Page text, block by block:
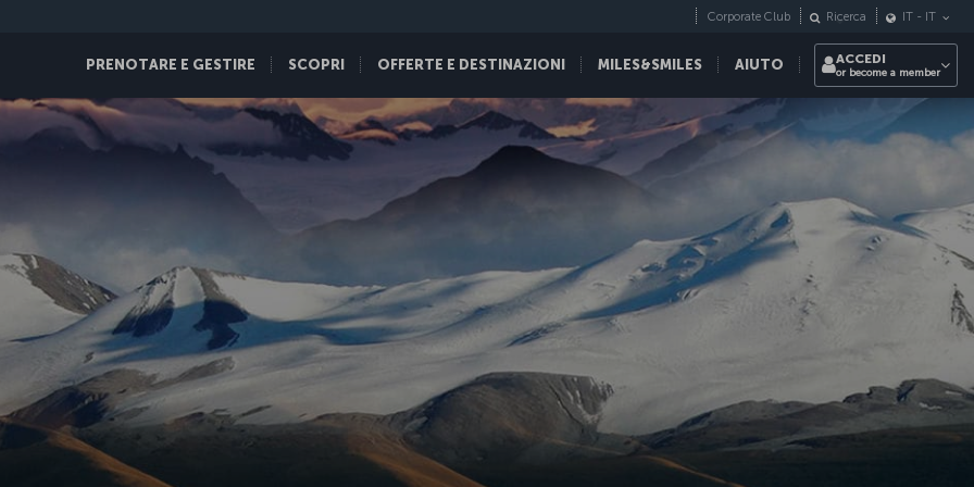
PRENOTARE E GESTIRE SCOPRI OFFERTE E DESTINAZIONI MILES&SMILES AIUTO
Corporate Club Ricerca IT - IT
ACCEDI
or become a member